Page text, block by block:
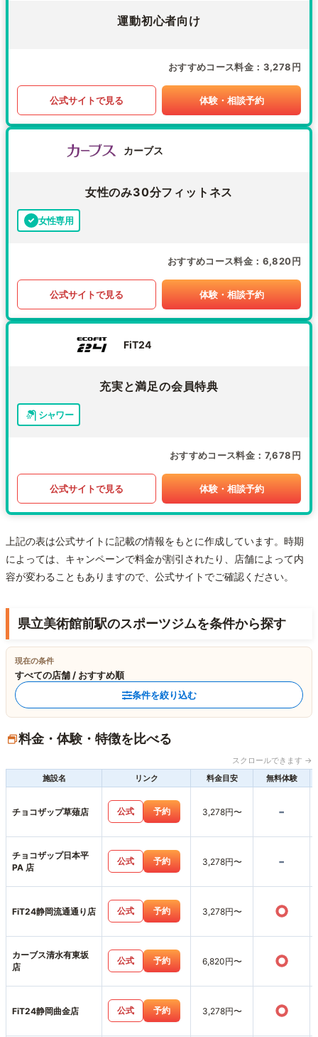
運動初心者向け
おすすめコース料金 3,278円
公式サイトで見る 体験・相談予約
カーブス
女性のみ30分フィットネス
女性専用
おすすめコース料金 6,820円
公式サイトで見る 体験・相談予約
FiT24
充実と満足の会員特典
シャワー
おすすめコース料金 7,678円
公式サイトで見る 体験・相談予約
上記の表は公式サイトに記載の情報をもとに作成しています。時期
によっては、キャンペーンで料金が割引されたり、店舗によって内
容が変わることもありますので、公式サイトでご確認ください。
県立美術館前駅のスポーツジムを条件から探す
現在の条件
すべての店舗 / おすすめ順
条件を絞り込む
料金・体験・特徴を比べる
スクロールできます →
施設名
リンク 料金目安 無料体験
チョコザップ草薙店 公式 予約 3,278円〜 -
チョコザップ日本平
PA 店
公式 予約 3,278円〜 -
FiT24静岡流通通り店 公式 予約 3,278円〜 ○
カーブス清水有東坂
店
公式 予約 6,820円〜 ○
FiT24静岡曲金店 公式 予約 3,278円〜 ○